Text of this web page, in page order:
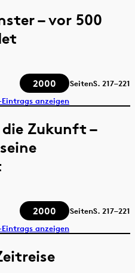
– vor 500
2000 SeitenS. 217–221
anzeigen
Zukunft –
2000 SeitenS. 217–221
anzeigen